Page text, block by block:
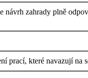
návrh zahrady plně
prací, které navazují na